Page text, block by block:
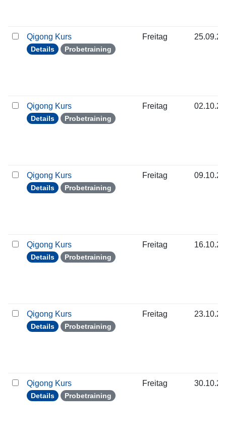
Qigong Kurs
Details Probetraining
Freitag
Qigong Kurs
Details Probetraining
Freitag
Qigong Kurs
Details Probetraining
Freitag
Qigong Kurs
Details Probetraining
Freitag
Qigong Kurs
Details Probetraining
Freitag
Qigong Kurs
Details Probetraining
Freitag